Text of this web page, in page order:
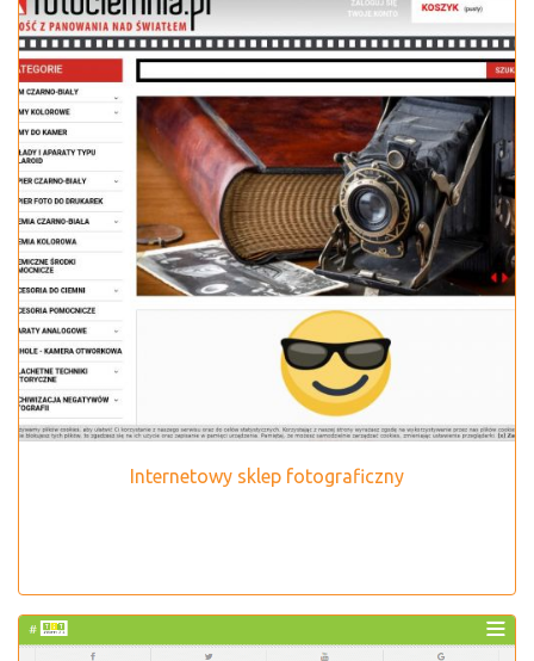
Internetowy sklep fotograficzny